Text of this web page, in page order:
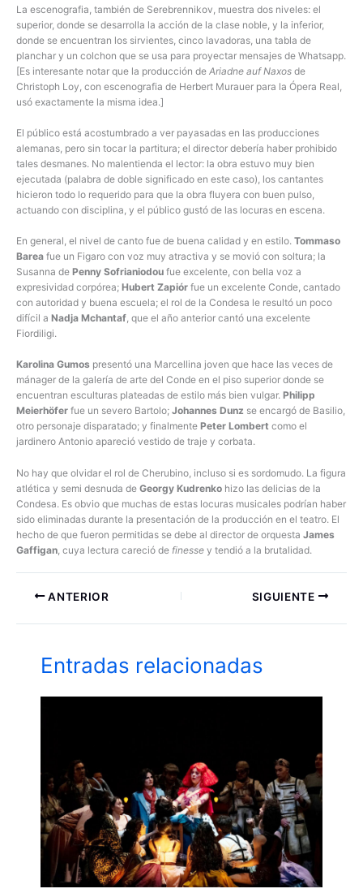
La escenografia, también de Serebrennikov, muestra dos niveles: el
superior, donde se desarrolla la acción de la clase noble, y la inferior,
donde se encuentran los sirvientes, cinco lavadoras, una tabla de
planchar y un colchon que se usa para proyectar mensajes de Whatsapp.
[Es interesante notar que la producción de Ariadne auf Naxos de
Christoph Loy, con escenografia de Herbert Murauer para la Ópera Real,
usó exactamente la misma idea.]
El público está acostumbrado a ver payasadas en las producciones
alemanas, pero sin tocar la partitura; el director debería haber prohibido
tales desmanes. No malentienda el lector: la obra estuvo muy bien
ejecutada (palabra de doble significado en este caso), los cantantes
hicieron todo lo requerido para que la obra fluyera con buen pulso,
actuando con disciplina, y el público gustó de las locuras en escena.
En general, el nivel de canto fue de buena calidad y en estilo. Tommaso
Barea fue un Figaro con voz muy atractiva y se movió con soltura; la
Susanna de Penny Sofrianiodou fue excelente, con bella voz a
expresividad corpórea; Hubert Zapiór fue un excelente Conde, cantado
con autoridad y buena escuela; el rol de la Condesa le resultó un poco
difícil a Nadja Mchantaf, que el año anterior cantó una excelente
Fiordiligi.
Karolina Gumos presentó una Marcellina joven que hace las veces de
mánager de la galería de arte del Conde en el piso superior donde se
encuentran esculturas plateadas de estilo más bien vulgar. Philipp
Meierhöfer fue un severo Bartolo; Johannes Dunz se encargó de Basilio,
otro personaje disparatado; y finalmente Peter Lombert como el
jardinero Antonio apareció vestido de traje y corbata.
No hay que olvidar el rol de Cherubino, incluso si es sordomudo. La figura
atlética y semi desnuda de Georgy Kudrenko hizo las delicias de la
Condesa. Es obvio que muchas de estas locuras musicales podrían haber
sido eliminadas durante la presentación de la producción en el teatro. El
hecho de que fueron permitidas se debe al director de orquesta James
Gaffigan , cuya lectura careció de finesse y tendió a la brutalidad.
ANTERIOR SIGUIENTE
Entradas relacionadas